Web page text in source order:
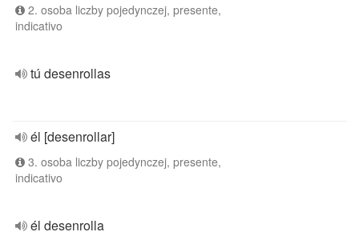
2. osoba liczby pojedynczej, presente,
indicativo
tú desenrollas
él [desenrollar]
3. osoba liczby pojedynczej, presente,
indicativo
él desenrolla